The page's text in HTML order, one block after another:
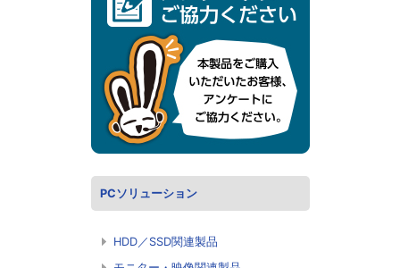
PCソリューション
HDD／SSD関連製品